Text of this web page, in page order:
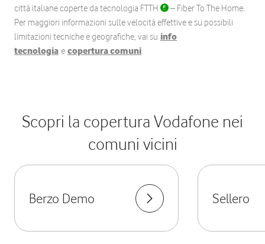
città italiane coperte da tecnologia FTTH
– Fiber To The Home.
Per maggiori informazioni sulle velocità effettive e su possibili
limitazioni tecniche e geografiche, vai su info
tecnologia e copertura comuni.
Scopri la copertura Vodafone nei
comuni vicini
Berzo Demo Sellero